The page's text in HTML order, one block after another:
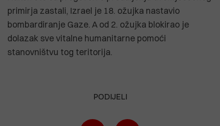
primirja zastali, Izrael je 18. ožujka nastavio
bombardiranje Gaze. A od 2. ožujka blokirao je
dolazak sve vitalne humanitarne pomoći
stanovništvu tog teritorija.
PODIJELI